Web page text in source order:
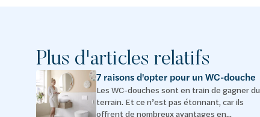
Plus d'articles relatifs
7 raisons d'opter pour un WC-douche
Les WC-douches sont en train de gagner du
terrain. Et ce n’est pas étonnant, car ils
offrent de nombreux avantages en...